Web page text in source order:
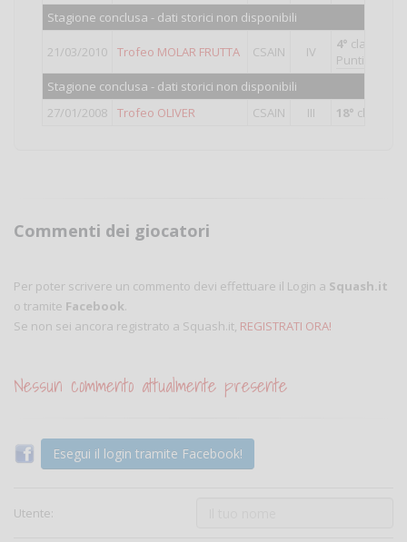
Stagione conclusa - dati storici non disponibili
21/03/2010 Trofeo MOLAR FRUTTA CSAIN IV 4°
Punti validi
Stagione conclusa - dati storici non disponibili
27/01/2008
Trofeo OLIVER CSAIN III 18°
Commenti dei giocatori
Per poter scrivere un commento devi effettuare il Login a Squash.it
o tramite Facebook.
Se non sei ancora registrato a Squash.it, REGISTRATI ORA!
Nessun commento attualmente presente
Esegui il login tramite Facebook!
Utente: